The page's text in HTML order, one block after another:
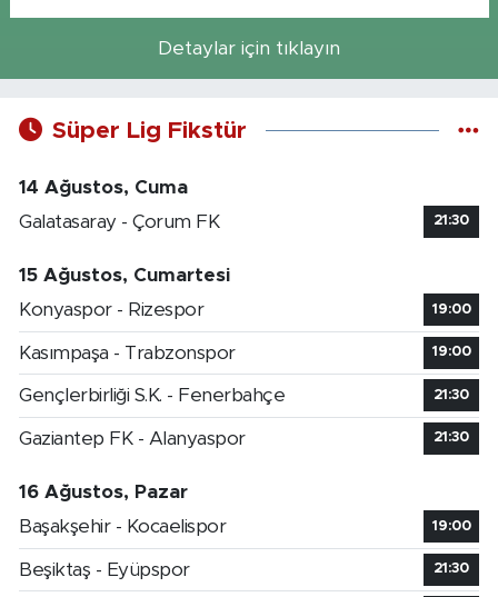
Detaylar için tıklayın
Süper Lig Fikstür
14 Ağustos, Cuma
Galatasaray - Çorum FK
21:30
15 Ağustos, Cumartesi
Konyaspor - Rizespor
19:00
Kasımpaşa - Trabzonspor 19:00
Gençlerbirliği S.K. - Fenerbahçe 21:30
Gaziantep FK - Alanyaspor 21:30
16 Ağustos, Pazar
Başakşehir - Kocaelispor
19:00
Beşiktaş - Eyüpspor 21:30